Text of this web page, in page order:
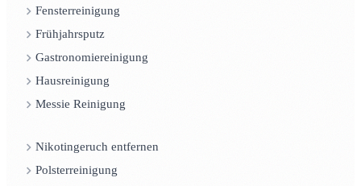
Fensterreinigung
Frühjahrsputz
Gastronomiereinigung
Hausreinigung
Messie Reinigung
Nikotingeruch entfernen
Polsterreinigung